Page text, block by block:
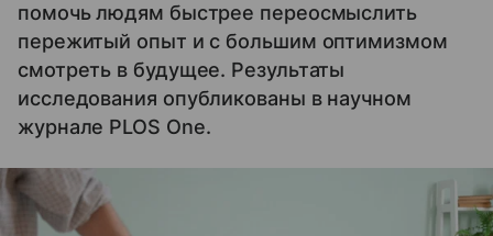
помочь людям быстрее переосмыслить
пережитый опыт и с большим оптимизмом
смотреть в будущее. Результаты
исследования опубликованы в научном
журнале PLOS One.